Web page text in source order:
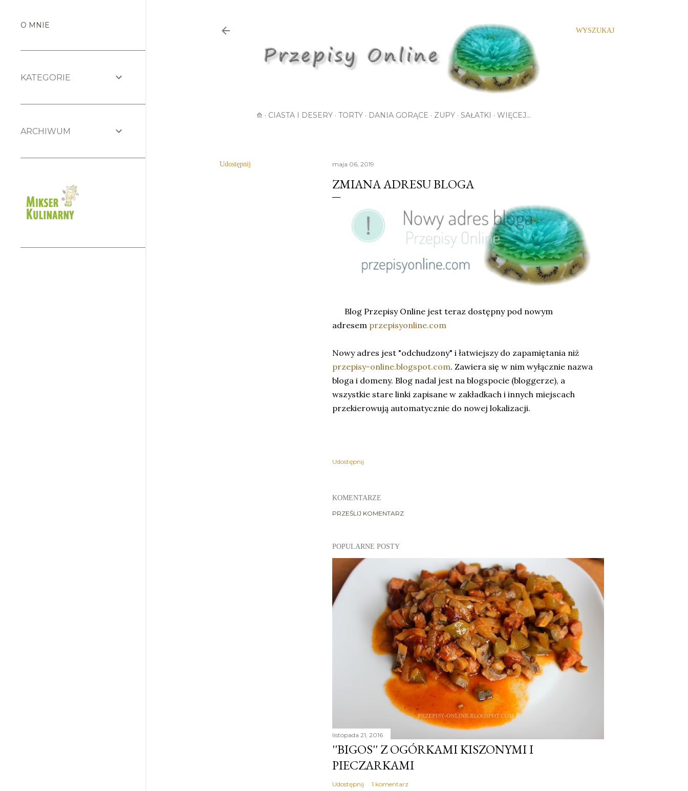
WYSZUKAJ
⟰ CIASTA I DESERY TORTY DANIA GORĄCE ZUPY SAŁATKI WIĘCEJ…
Udostępnij maja 06, 2019
ZMIANA ADRESU BLOGA
Blog Przepisy Online jest teraz dostępny pod nowym
adresem przepisyonline.com
Nowy adres jest "odchudzony" i łatwiejszy do zapamiętania niż
przepisy-online.blogspot.com. Zawiera się w nim wyłącznie nazwa
bloga i domeny. Blog nadal jest na blogspocie (bloggerze), a
wszystkie stare linki zapisane w zakładkach i innych miejscach
przekierowują automatycznie do nowej lokalizacji.
Udostępnij
KOMENTARZE
PRZEŚLIJ KOMENTARZ
POPULARNE POSTY
listopada 21, 2016
''BIGOS'' Z OGÓRKAMI KISZONYMI I
PIECZARKAMI
Udostępnij 1 komentarz
O MNIE
KATEGORIE
ARCHIWUM